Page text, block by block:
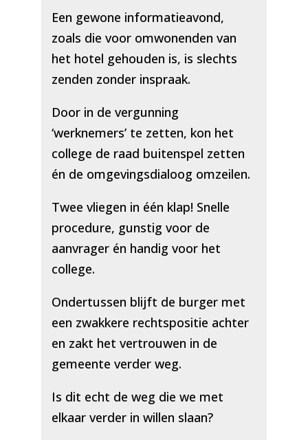
Een gewone informatieavond,
zoals die voor omwonenden van
het hotel gehouden is, is slechts
zenden zonder inspraak.
Door in de vergunning
‘werknemers’ te zetten, kon het
college de raad buitenspel zetten
én de omgevingsdialoog omzeilen.
Twee vliegen in één klap! Snelle
procedure, gunstig voor de
aanvrager én handig voor het
college.
Ondertussen blijft de burger met
een zwakkere rechtspositie achter
en zakt het vertrouwen in de
gemeente verder weg.
Is dit echt de weg die we met
elkaar verder in willen slaan?